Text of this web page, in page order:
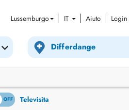
Lussemburgo IT Aiuto Login
OFF Televisita